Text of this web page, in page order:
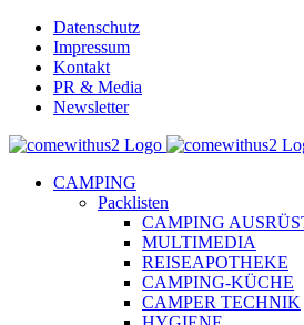
Skip
content
Datenschutz
Impressum
Kontakt
PR & Media
Newsletter
YouTube
Facebook
Twitter
Instagram
Pinterest
Email
CAMPING
Packlisten
CAMPING
MULTIMEDIA
REISEAPOTHEKE
CAMPING-KÜCHE
CAMPER TECHNIK